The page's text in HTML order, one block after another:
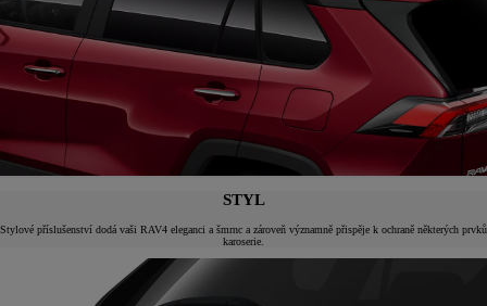
STYL
Stylové příslušenství dodá vaši RAV4 eleganci a šmrnc a zároveň významně přispěje k ochraně některých prvků
karoserie.